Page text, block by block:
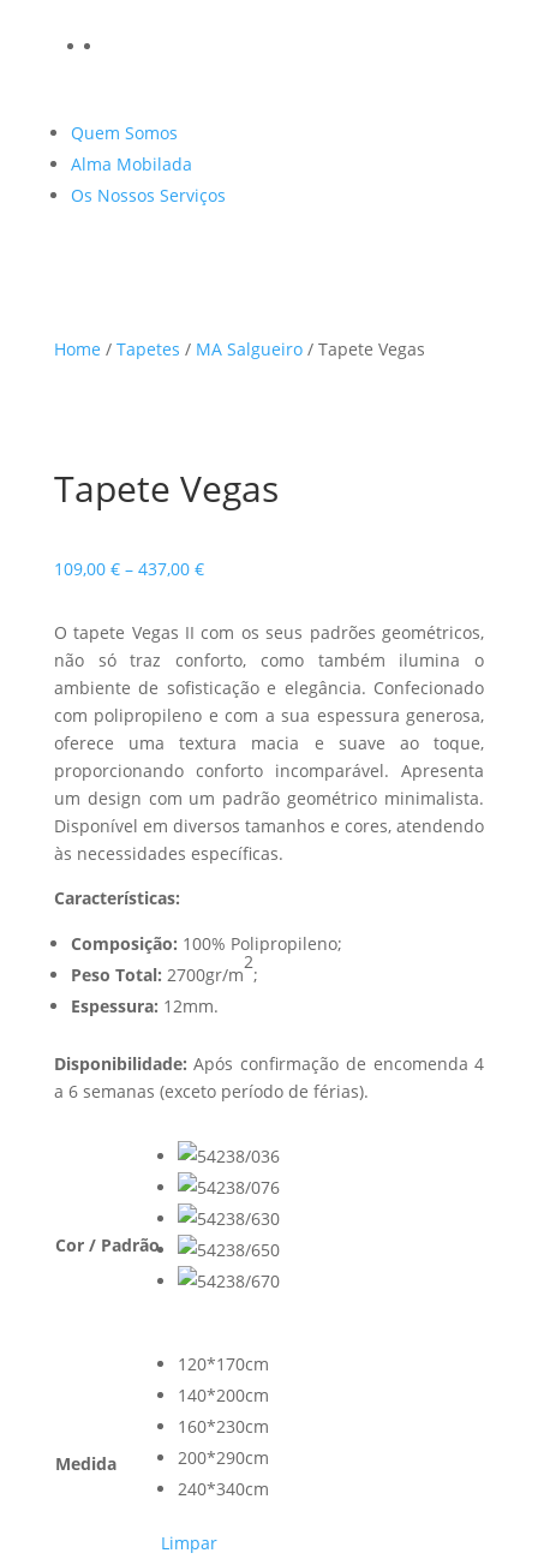
Quem Somos
Alma Mobilada
Os Nossos Serviços
Home / Tapetes / MA Salgueiro/ Tapete Vegas
Tapete Vegas
109,00 € – 437,00 €Price
through
437,00 €
O tapete Vegas II com os seus padrões geométricos,
não só traz conforto, como também ilumina o
ambiente de sofisticação e elegância. Confecionado
com polipropileno e com a sua espessura generosa,
oferece uma textura macia e suave ao toque,
proporcionando conforto incomparável. Apresenta
um design com um padrão geométrico minimalista.
Disponível em diversos tamanhos e cores, atendendo
às necessidades específicas.
Características:
Composição: 100% Polipropileno;
Peso Total: 2700gr/m
2
;
Espessura: 12mm.
Disponibilidade:Após confirmação de encomenda 4
a 6 semanas (exceto período de férias).
Cor / Padrão
Medida
120*170cm
140*200cm
160*230cm
200*290cm
240*340cm
Limpar